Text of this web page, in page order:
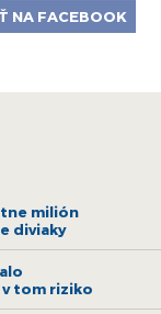
NA FACEBOOK
milión
diviaky
tom riziko